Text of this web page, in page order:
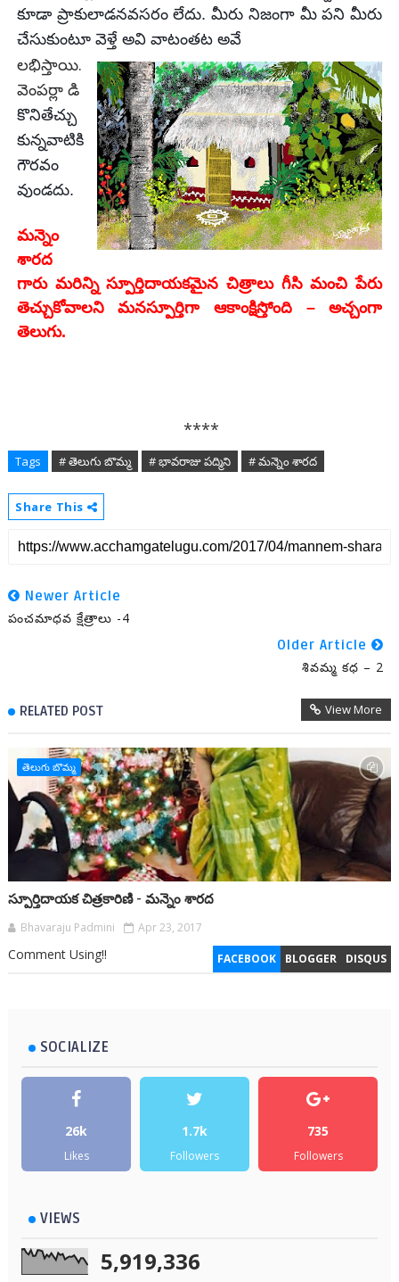
కూడా ప్రాకులాడనవసరంలేదు. మీరు నిజంగా మీ పని మీరు
చేసుకుంటూ వెళ్తే అవి వాటంతట అవే
లభిస్తాయి.
వెంపర్లా డి
కొనితేచ్చు
కున్నవాటికి
గౌరవం
వుండదు.
మన్నెం
శారద
గారు మరిన్ని స్పూర్తిదాయకమైన చిత్రాలు గీసి మంచి పేరు
తెచ్చుకోవాలని మనస్పూర్తిగా ఆకాంక్షిస్తోంది – అచ్చంగా
తెలుగు.
****
Tags # తెలుగు బొమ్మ # భావరాజు పద్మిని # మన్నెం శారద
Share This
Newer Article
పంచమాధవ క్షేత్రాలు -4
Older Article
శివమ్మ కధ – 2
RELATED POST View More
తెలుగు బొమ్మ
స్పూర్తిదాయక చిత్రకారిణి - మన్నెం శారద
Bhavaraju Padmini Apr 23, 2017
FACEBOOK BLOGGER DISQUS
Comment Using!!
SOCIALIZE
26k
Likes
1.7k
Followers
735
Followers
VIEWS
5,919,336